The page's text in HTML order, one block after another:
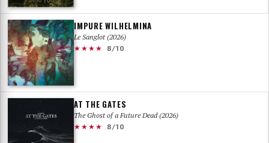
IMPURE WILHELMINA
Le Sanglot (2026)
★★★★
8/10
AT THE GATES
The Ghost of a Future Dead (2026)
★★★★
8/10